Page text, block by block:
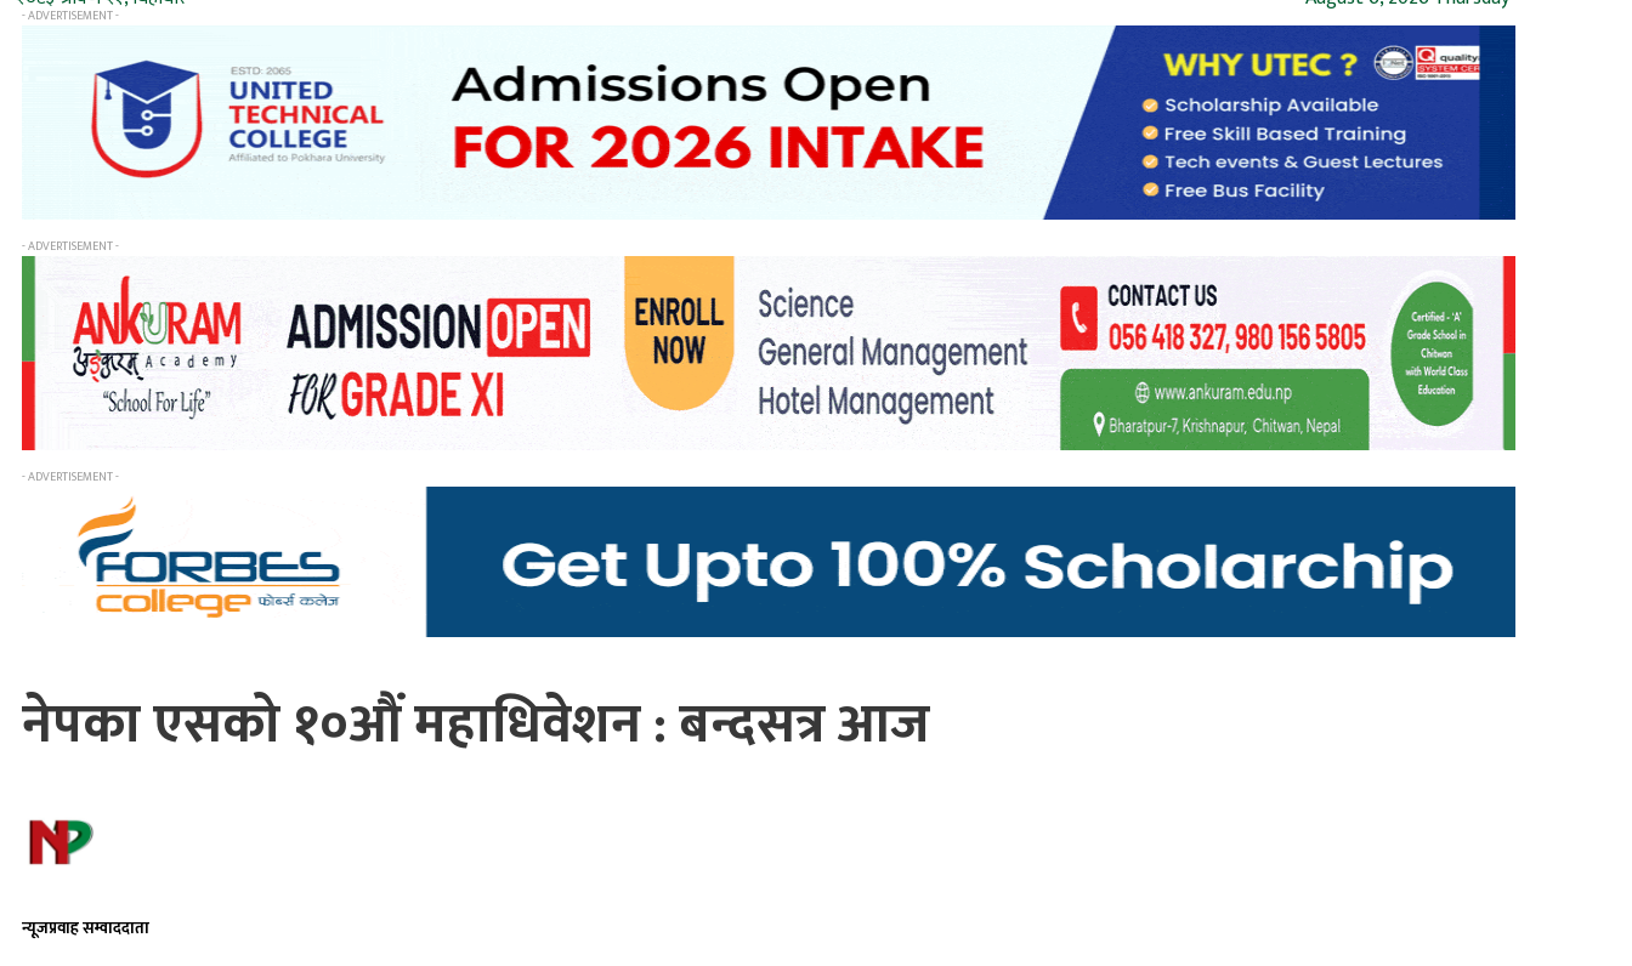
- ADVERTISEMENT -
- ADVERTISEMENT -
- ADVERTISEMENT -
नेपका एसको १०औं महाधिवेशन : बन्दसत्र आज
न्यूजप्रवाह सम्वाददाता